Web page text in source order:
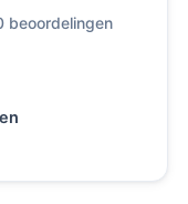
beoordelingen